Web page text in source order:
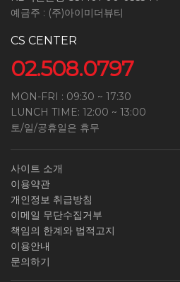
예금주 : (주)아이미더뷰티
CS CENTER
02.508.0797
MON-FRI : 09:30 ~ 17:30
LUNCH TIME: 12:00 ~ 13:00
토/일/공휴일은 휴무
사이트 소개
이용약관
개인정보 취급방침
이메일 무단수집거부
책임의 한계와 법적고지
이용안내
문의하기